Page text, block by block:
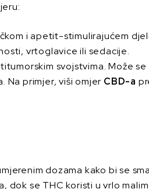
i apetit-stimulirajućem
vrtoglavice ili sedacije.
svojstvima. Može
Na primjer, viši omjer CBD-a
dozama kako bi se
dok se THC koristi u vrlo